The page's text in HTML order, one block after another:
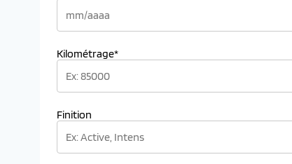
Kilométrage*
Finition